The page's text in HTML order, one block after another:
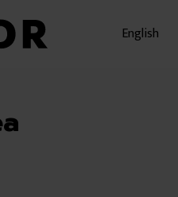
English